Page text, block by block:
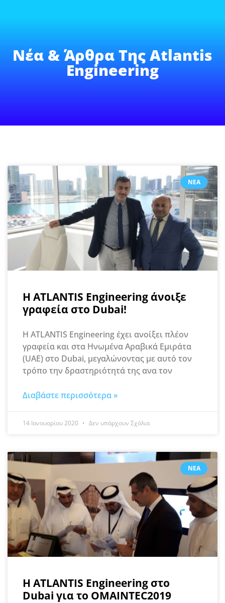
Νέα & Άρθρα Της Atlantis
Engineering
ΝΈΑ
Η ATLANTIS Engineering άνοιξε
γραφεία στο Dubai!
Η ATLANTIS Engineering έχει ανοίξει πλέον
γραφεία και στα Ηνωμένα Αραβικά Εμιράτα
(UAE) στο Dubai, μεγαλώνοντας με αυτό τον
τρόπο την δραστηριότητά της ανα τον
Διαβάστε περισσότερα »
14 Ιανουαρίου 2020 Δεν υπάρχουν Σχόλια
ΝΈΑ
Η ATLANTIS Engineering στο
Dubai για το OMAINTEC2019